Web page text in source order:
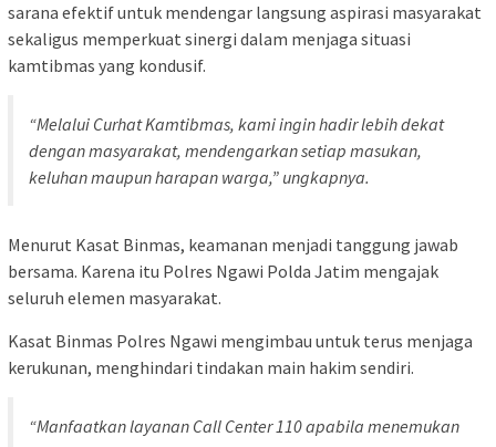
sarana efektif untuk mendengar langsung aspirasi masyarakat
sekaligus memperkuat sinergi dalam menjaga situasi
kamtibmas yang kondusif.
“Melalui Curhat Kamtibmas, kami ingin hadir lebih dekat
dengan masyarakat, mendengarkan setiap masukan,
keluhan maupun harapan warga,” ungkapnya.
Menurut Kasat Binmas, keamanan menjadi tanggung jawab
bersama. Karena itu Polres Ngawi Polda Jatim mengajak
seluruh elemen masyarakat.
Kasat Binmas Polres Ngawi mengimbau untuk terus menjaga
kerukunan, menghindari tindakan main hakim sendiri.
“Manfaatkan layanan Call Center 110 apabila menemukan